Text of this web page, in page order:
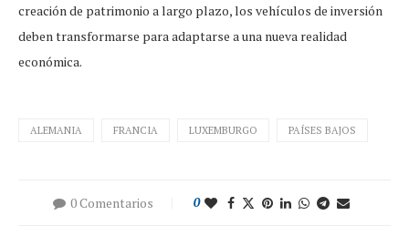
creación de patrimonio a largo plazo, los vehículos de inversión
deben transformarse para adaptarse a una nueva realidad
económica.
ALEMANIA FRANCIA LUXEMBURGO PAÍSES BAJOS
0 Comentarios 0